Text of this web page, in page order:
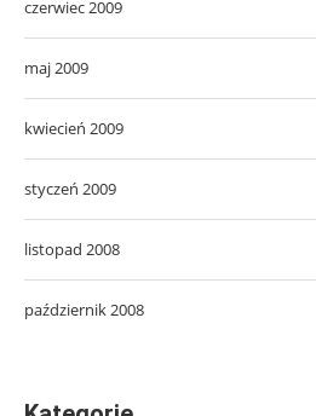
czerwiec 2009
maj 2009
kwiecień 2009
styczeń 2009
listopad 2008
październik 2008